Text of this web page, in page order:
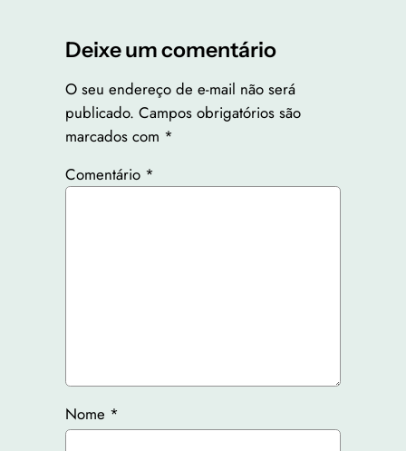
Deixe um comentário
O seu endereço de e-mail não será
publicado. Campos obrigatórios são
marcados com *
Comentário *
Nome *